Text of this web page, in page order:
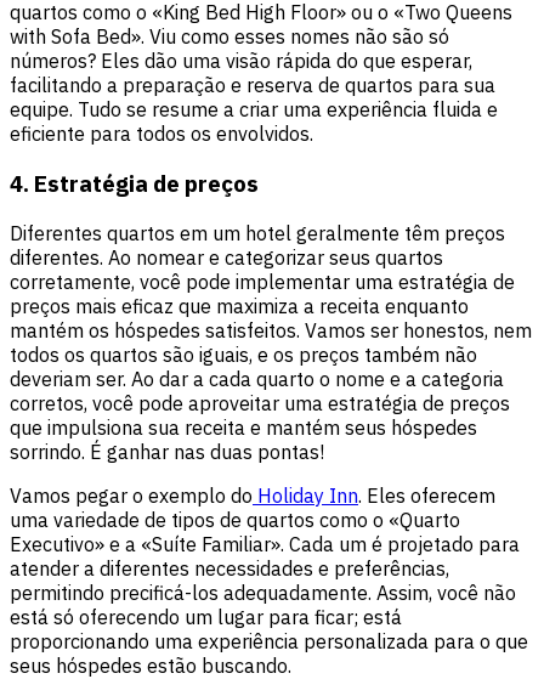
quartos como o «King Bed High Floor» ou o «Two Queens
with Sofa Bed». Viu como esses nomes não são só
números? Eles dão uma visão rápida do que esperar,
facilitando a preparação e reserva de quartos para sua
equipe. Tudo se resume a criar uma experiência fluida e
eficiente para todos os envolvidos.
4. Estratégia de preços
Diferentes quartos em um hotel geralmente têm preços
diferentes. Ao nomear e categorizar seus quartos
corretamente, você pode implementar uma estratégia de
preços mais eficaz que maximiza a receita enquanto
mantém os hóspedes satisfeitos. Vamos ser honestos, nem
todos os quartos são iguais, e os preços também não
deveriam ser. Ao dar a cada quarto o nome e a categoria
corretos, você pode aproveitar uma estratégia de preços
que impulsiona sua receita e mantém seus hóspedes
sorrindo. É ganhar nas duas pontas!
Vamos pegar o exemplo do Holiday Inn. Eles oferecem
uma variedade de tipos de quartos como o «Quarto
Executivo» e a «Suíte Familiar». Cada um é projetado para
atender a diferentes necessidades e preferências,
permitindo precificá-los adequadamente. Assim, você não
está só oferecendo um lugar para ficar; está
proporcionando uma experiência personalizada para o que
seus hóspedes estão buscando.